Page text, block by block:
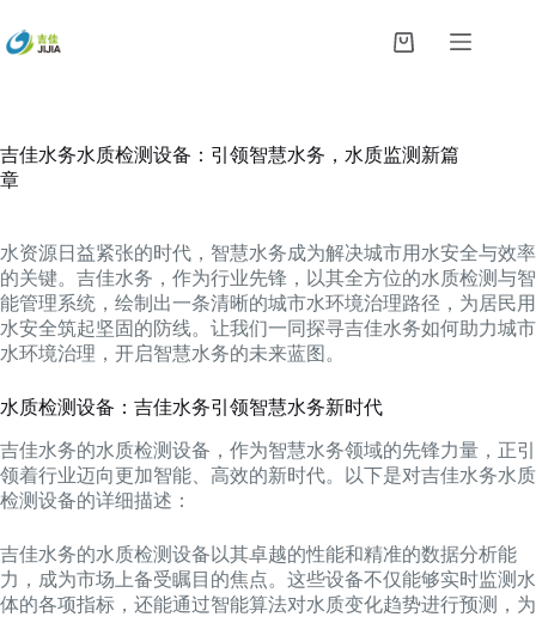
过
内
购
吉佳水务水质检测设备：引领智慧水务，水质监测新篇
章
水资源日益紧张的时代，智慧水务成为解决城市用水安全与效率
的关键。吉佳水务，作为行业先锋，以其全方位的水质检测与智
能管理系统，绘制出一条清晰的城市水环境治理路径，为居民用
水安全筑起坚固的防线。让我们一同探寻吉佳水务如何助力城市
水环境治理，开启智慧水务的未来蓝图。
水质检测设备：吉佳水务引领智慧水务新时代
吉佳水务的水质检测设备，作为智慧水务领域的先锋力量，正引
领着行业迈向更加智能、高效的新时代。以下是对吉佳水务水质
检测设备的详细描述：
吉佳水务的水质检测设备以其卓越的性能和精准的数据分析能
力，成为市场上备受瞩目的焦点。这些设备不仅能够实时监测水
体的各项指标，还能通过智能算法对水质变化趋势进行预测，为